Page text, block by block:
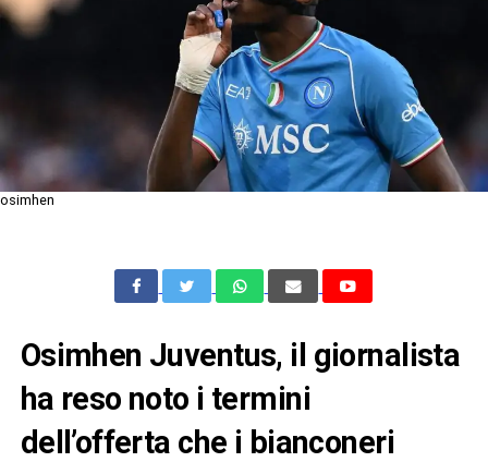
osimhen
Osimhen Juventus, il giornalista
ha reso noto i termini
dell’offerta che i bianconeri